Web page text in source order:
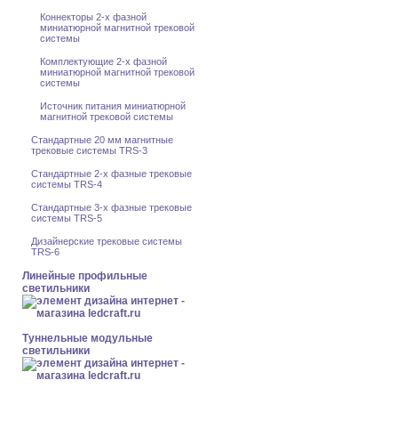
Коннекторы 2-x фазной
миниатюрной магнитной трековой
системы
Комплектующие 2-x фазной
миниатюрной магнитной трековой
системы
Источник питания миниатюрной
магнитной трековой системы
Стандартные 20 мм магнитные
трековые системы TRS-3
Стандартные 2-x фазные трековые
системы TRS-4
Стандартные 3-x фазные трековые
системы TRS-5
Дизайнерские трековые системы
TRS-6
Линейные профильные
светильники
Туннельные модульные
светильники